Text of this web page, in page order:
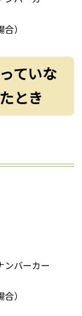
）
ていな
とき
ンバーカー
）